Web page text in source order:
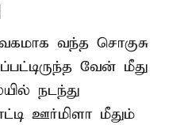
வந்த சொகுசு
வேன் மீது
நடந்து
ஊர்மிளா மீதும்